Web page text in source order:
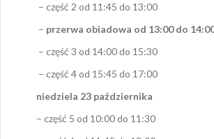
– część 2 od 11:45 do 13:00
– przerwa obiadowa od 13:00 do
– część 3 od 14:00 do 15:30
– część 4 od 15:45 do 17:00
niedziela 23 października
– część 5 od 10:00 do 11:30